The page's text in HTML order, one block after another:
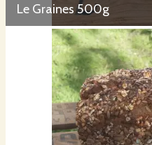
Le Graines 500g